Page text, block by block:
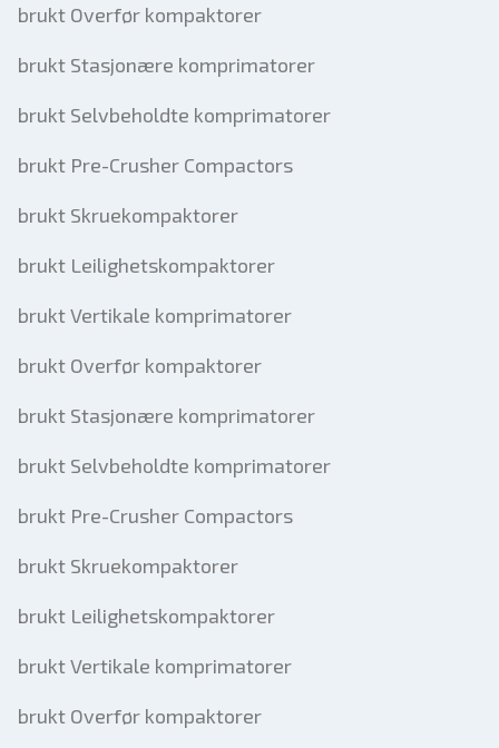
brukt Overfør kompaktorer
brukt Stasjonære komprimatorer
brukt Selvbeholdte komprimatorer
brukt Pre-Crusher Compactors
brukt Skruekompaktorer
brukt Leilighetskompaktorer
brukt Vertikale komprimatorer
brukt Overfør kompaktorer
brukt Stasjonære komprimatorer
brukt Selvbeholdte komprimatorer
brukt Pre-Crusher Compactors
brukt Skruekompaktorer
brukt Leilighetskompaktorer
brukt Vertikale komprimatorer
brukt Overfør kompaktorer